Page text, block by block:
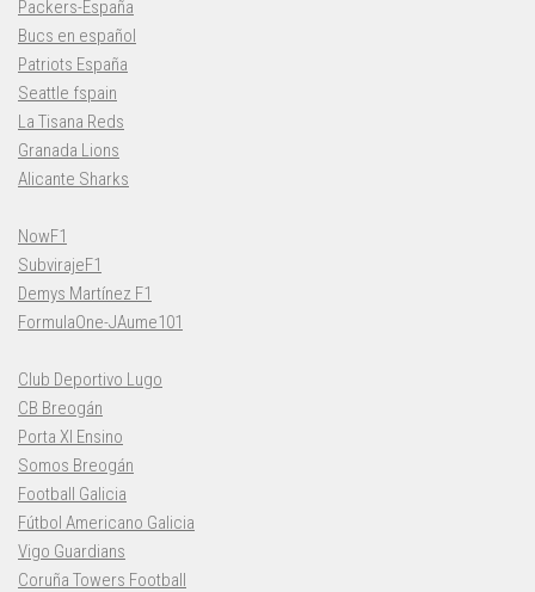
Packers-España
Bucs en español
Patriots España
Seattle fspain
La Tisana Reds
Granada Lions
Alicante Sharks
NowF1
SubvirajeF1
Demys Martínez F1
FormulaOne-JAume101
Club Deportivo Lugo
CB Breogán
Porta XI Ensino
Somos Breogán
Football Galicia
Fútbol Americano Galicia
Vigo Guardians
Coruña Towers Football